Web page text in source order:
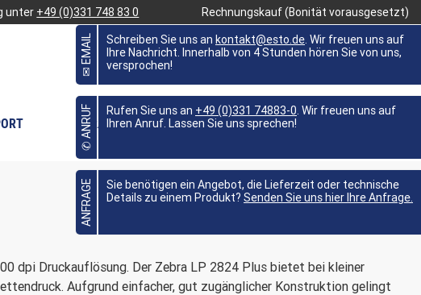
unter +49 (0)331 748 83 0 Rechnungskauf (Bonität vorausgesetzt)
FAVORITEN
BRANCHEN WISSEN
dpi Druckauflösung. Der Zebra LP 2824 Plus bietet bei kleiner
Aufgrund einfacher, gut zugänglicher Konstruktion gelingt
✉ EMAIL Schreiben Sie uns an kontakt@esto.de . Wir freuen uns auf
Ihre Nachricht. Innerhalb von 4 Stunden hören Sie von uns,
versprochen!
✆ ANRUF Rufen Sie uns an +49 (0)331 74883-0 . Wir freuen uns auf
Ihren Anruf. Lassen Sie uns sprechen!
ANFRAGE
Sie benötigen ein Angebot, die Lieferzeit oder technische
Details zu einem Produkt? Senden Sie uns hier Ihre Anfrage.